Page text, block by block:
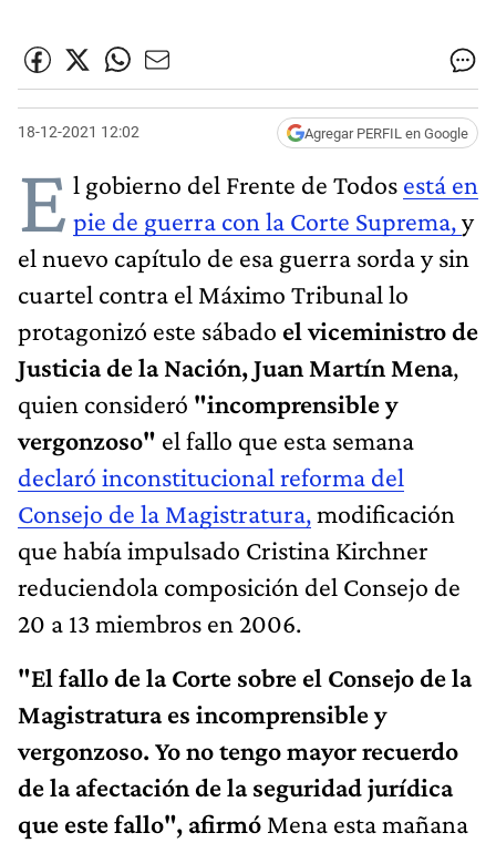
18-12-2021 12:02 Agregar PERFIL en Google
E l gobierno del Frente de Todos está en
pie de guerra con la Corte Suprema,y
el nuevo capítulo de esa guerra sorda y sin
cuartel contra el Máximo Tribunal lo
protagonizó este sábado el viceministro de
Justicia de la Nación, Juan Martín Mena,
quien consideró "incomprensible y
vergonzoso" el fallo que esta semana
declaró inconstitucional reforma del
Consejo de la Magistratura,modificación
que había impulsado Cristina Kirchner
reduciendola composición del Consejo de
20 a 13 miembros en 2006.
"El fallo de la Corte sobre el Consejo de la
Magistratura es incomprensible y
vergonzoso. Yo no tengo mayor recuerdo
de la afectación de la seguridad jurídica
que este fallo", afirmó Mena esta mañana